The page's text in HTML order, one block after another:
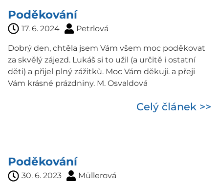
Poděkování
17. 6. 2024 Petrlová
Dobrý den, chtěla jsem Vám všem moc poděkovat
za skvělý zájezd. Lukáš si to užil (a určitě i ostatní
děti) a přijel plný zážitků. Moc Vám děkuji. a přeji
Vám krásné prázdniny. M. Osvaldová
Celý článek >>
Poděkování
30. 6. 2023 Müllerová